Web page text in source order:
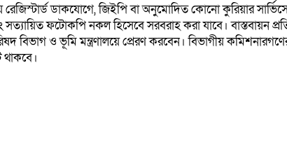
ডাকযোগে, জিইপি বা অনুমোদিত কোনো কুরিয়ার
ফটোকপি নকল হিসেবে সরবরাহ করা যাবে। বাস্তবায়ন
বিভাগ ও ভূমি মন্ত্রণালয়ে প্রেরণ করবেন। বিভাগীয়
থাকবে।